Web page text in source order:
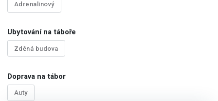
Adrenalinový
Ubytování na táboře
Zděná budova
Doprava na tábor
Auty